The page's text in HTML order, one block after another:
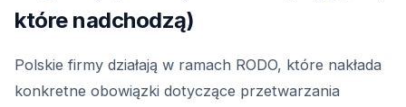
które nadchodzą)
Polskie firmy działają w ramach RODO, które nakłada
konkretne obowiązki dotyczące przetwarzania